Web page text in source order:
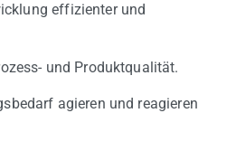
effizienter und
und Produktqualität.
agieren und reagieren